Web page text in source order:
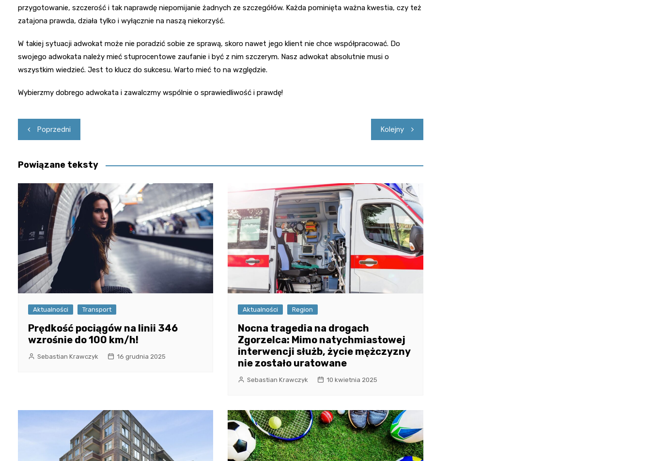
przygotowanie, szczerość i tak naprawdę niepomijanie żadnych ze szczegółów. Każda pominięta ważna kwestia, czy też
zatajona prawda, działa tylko i wyłącznie na naszą niekorzyść.
W takiej sytuacji adwokat może nie poradzić sobie ze sprawą, skoro nawet jego klient nie chce współpracować. Do
swojego adwokata należy mieć stuprocentowe zaufanie i być z nim szczerym. Nasz adwokat absolutnie musi o
wszystkim wiedzieć. Jest to klucz do sukcesu. Warto mieć to na względzie.
Wybierzmy dobrego adwokata i zawalczmy wspólnie o sprawiedliwość i prawdę!
Nawigacja
wpisu
Poprzedni Kolejny
Powiązane teksty
Aktualności Transport
Prędkość pociągów na linii 346
wzrośnie do 100 km/h!
Sebastian Krawczyk 16 grudnia 2025
Aktualności Region
Nocna tragedia na drogach
Zgorzelca: Mimo natychmiastowej
interwencji służb, życie mężczyzny
nie zostało uratowane
Sebastian Krawczyk 10 kwietnia 2025